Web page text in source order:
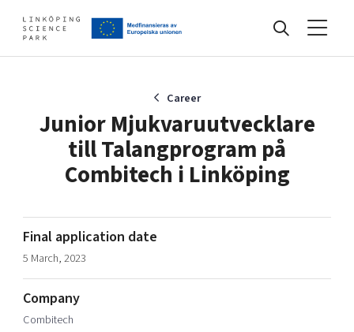
Find your network
Artificial intelligence
Cybersecurity
Manufacturing industries
Global talent
Develop your company
Upgrade your skills & master new ones
About
Career
Junior Mjukvaruutvecklare
till Talangprogram på
Combitech i Linköping
Final application date
5 March, 2023
Company
Combitech